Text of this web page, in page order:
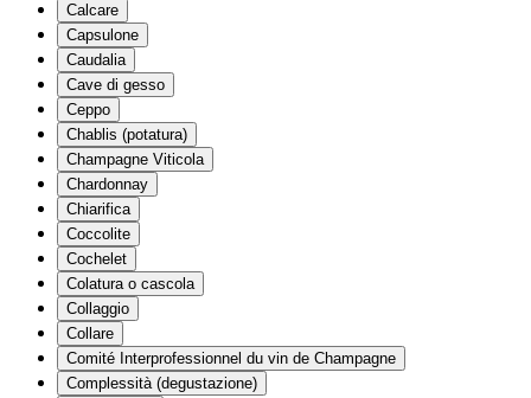
Calcare
Capsulone
Caudalia
Cave di gesso
Ceppo
Chablis (potatura)
Champagne Viticola
Chardonnay
Chiarifica
Coccolite
Cochelet
Colatura o cascola
Collaggio
Collare
Comité Interprofessionnel du vin de Champagne
Complessità (degustazione)